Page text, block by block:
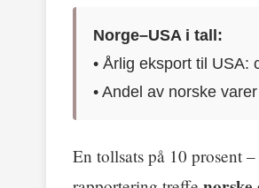
Norge–USA i tall:
• Årlig eksport til USA:
• Andel av norske
En tollsats på 10 prosent